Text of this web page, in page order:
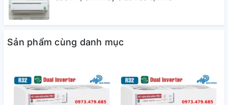
Sản phẩm cùng danh mục